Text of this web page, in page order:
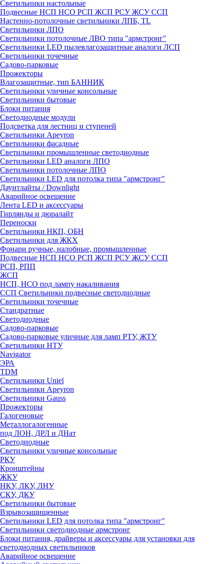
Светильники настольные
Подвесные НСП НСО РСП ЖСП РСУ ЖСУ ССП
Настенно-потолочные светильники ЛПБ, TL
Светильники ЛПО
Светильники потолочные ЛВО типа "армстронг"
Светильники LED пылевлагозащитные аналоги ЛСП
Светильники точечные
Садово-парковые
Прожекторы
Влагозащитные, тип БАННИК
Светильники уличные консольные
Светильники бытовые
Блоки питания
Светодиодные модули
Подсветка для лестниц и ступеней
Светильники Apeyron
Светильники фасадные
Светильники промышленные светодиодные
Светильники LED аналоги ЛПО
Светильники потолочные ЛПО
Светильники LED для потолка типа "армстронг"
Даунтлайты / Downlight
Аварийное освещение
Лента LED и аксессуары
Гирлянды и дюралайт
Переноски
Светильники НКП, ОБН
Светильники для ЖКХ
Фонари ручные, налобные, промышленные
Подвесные НСП НСО РСП ЖСП РСУ ЖСУ ССП
РСП, РПП
ЖСП
НСП, НСО под лампу накаливания
ССП Светильники подвесные светодиодные
Светильники точечные
Стандратные
Светодиодные
Садово-парковые
Садово-парковые уличные для ламп РТУ, ЖТУ
Светильники НТУ
Navigator
ЭРА
TDM
Светильники Uniel
Светильники Apeyron
Светильники Gauss
Прожекторы
Галогеновые
Металлогалогенные
под ЛОН, ДРЛ и ДНат
Светодиодные
Светильники уличные консольные
РКУ
Кронштейны
ЖКУ
НКУ, ЛКУ, ЛНУ
СКУ, ДКУ
Светильники бытовые
Взрывозащищенные
Светильники LED для потолка типа "армстронг"
Светильники светодиодные армстронг
Блоки питания, драйверы и аксессуары для установки для
светодиодных светильников
Аварийное освещение